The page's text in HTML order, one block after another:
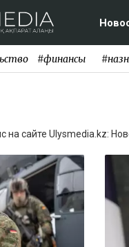
#финансы
на сайте Ulysmedia.kz: